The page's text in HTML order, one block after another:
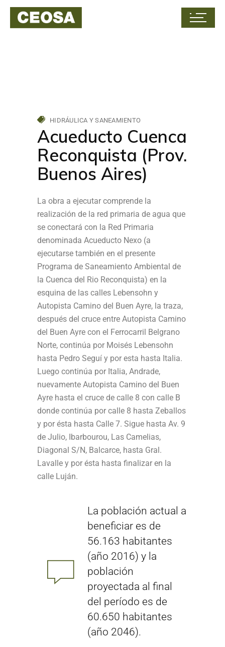
HIDRÁULICA Y SANEAMIENTO
Acueducto Cuenca
Reconquista (Prov.
Buenos Aires)
La obra a ejecutar comprende la
realización de la red primaria de agua que
se conectará con la Red Primaria
denominada Acueducto Nexo (a
ejecutarse también en el presente
Programa de Saneamiento Ambiental de
la Cuenca del Rio Reconquista) en la
esquina de las calles Lebensohn y
Autopista Camino del Buen Ayre, la traza,
después del cruce entre Autopista Camino
del Buen Ayre con el Ferrocarril Belgrano
Norte, continúa por Moisés Lebensohn
hasta Pedro Seguí y por esta hasta Italia.
Luego continúa por Italia, Andrade,
nuevamente Autopista Camino del Buen
Ayre hasta el cruce de calle 8 con calle B
donde continúa por calle 8 hasta Zeballos
y por ésta hasta Calle 7. Sigue hasta Av. 9
de Julio, Ibarbourou, Las Camelias,
Diagonal S/N, Balcarce, hasta Gral.
Lavalle y por ésta hasta finalizar en la
calle Luján.
La población actual a
beneficiar es de
56.163 habitantes
(año 2016) y la
población
proyectada al final
del período es de
60.650 habitantes
(año 2046).